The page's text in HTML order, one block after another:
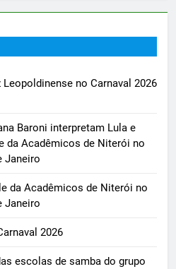
no Carnaval 2026
Baroni interpretam Lula e
da Acadêmicos de Niterói no
Janeiro
da Acadêmicos de Niterói no
Janeiro
2026
escolas de samba do grupo